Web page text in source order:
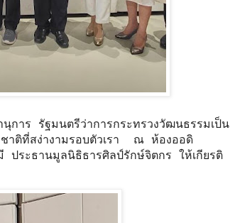
ร รัฐมนตรีว่าการกระทรวงวัฒนธรรมเป็น
าติที่สง่างามรอบตัวเรา ณ ห้องออดิ
ะธานมูลนิธิธารศิลป์รักษ์จิตกร ให้เกียรติ